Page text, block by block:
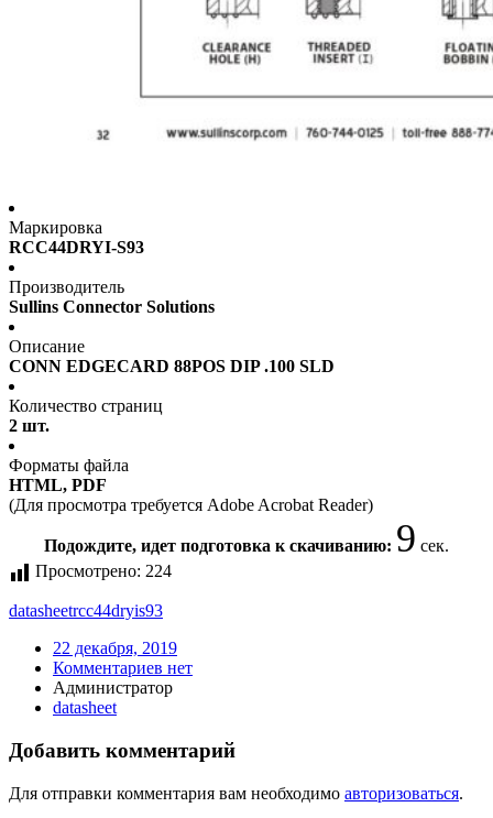
Маркировка
RCC44DRYI-S93
Производитель
Sullins Connector Solutions
Описание
CONN EDGECARD 88POS DIP .100 SLD
Количество страниц
2 шт.
Форматы файла
HTML, PDF
(Для просмотра требуется Adobe Acrobat Reader)
Подождите, идет подготовка к скачиванию: 9 сек.
Просмотрено: 224
datasheetrcc44dryis93
22 декабря, 2019
Комментариев нет
Администратор
datasheet
Добавить комментарий
Для отправки комментария вам необходимо авторизоваться.